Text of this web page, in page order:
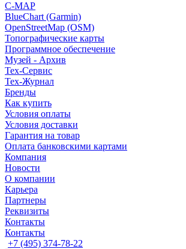
C-MAP
BlueChart (Garmin)
OpenStreetMap (OSM)
Топографические карты
Программное обеспечение
Музей - Архив
Tex-Сервис
Тех-Журнал
Бренды
Как купить
Условия оплаты
Условия доставки
Гарантия на товар
Оплата банковскими картами
Компания
Новости
О компании
Карьера
Партнеры
Реквизиты
Контакты
Контакты
+7 (495) 374-78-22